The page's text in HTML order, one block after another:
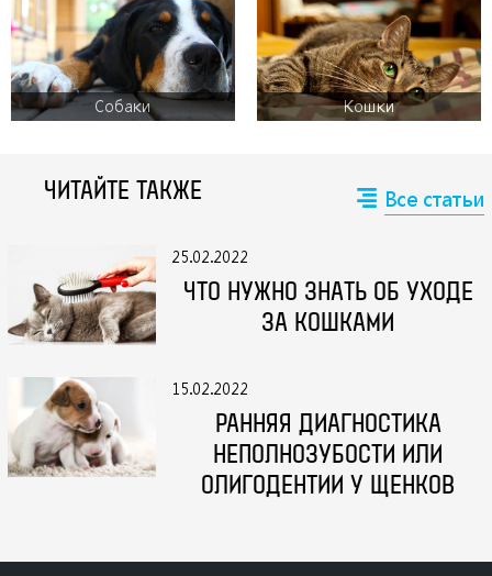
Собаки Кошки
ЧИТАЙТЕ ТАКЖЕ Все статьи
25.02.2022
ЧТО НУЖНО ЗНАТЬ ОБ УХОДЕ
ЗА КОШКАМИ
15.02.2022
РАННЯЯ ДИАГНОСТИКА
НЕПОЛНОЗУБОСТИ ИЛИ
ОЛИГОДЕНТИИ У ЩЕНКОВ